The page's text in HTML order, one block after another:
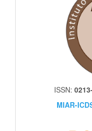
ISSN:
MIAR-